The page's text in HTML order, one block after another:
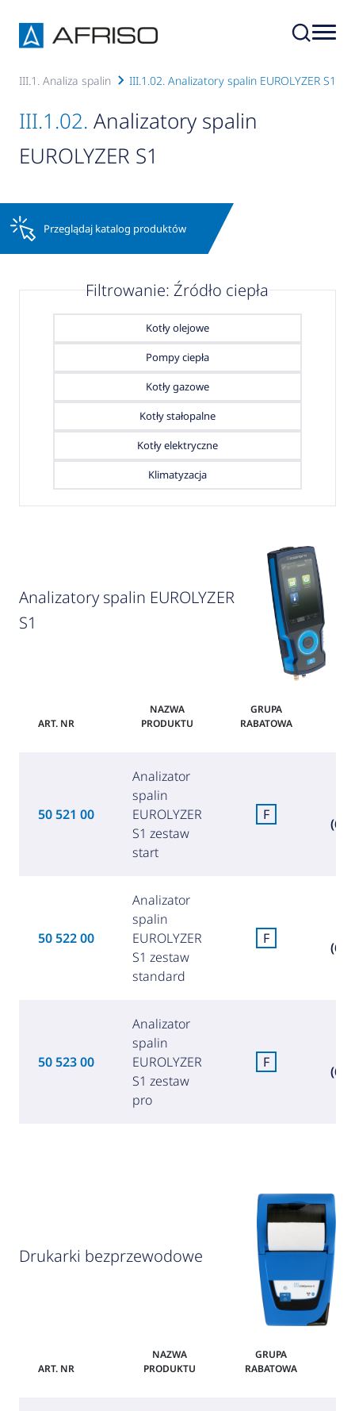
III.1. Analiza spalin III.1.02. Analizatory spalin EUROLYZER S1
III.1.02. Analizatory spalin
EUROLYZER S1
Przeglądaj katalog produktów
Filtrowanie: Źródło ciepła
Kotły olejowe
Pompy ciepła
Kotły gazowe
Kotły stałopalne
Kotły elektryczne
Klimatyzacja
Analizatory spalin EUROLYZER
S1
ART. NR
NAZWA
PRODUKTU
GRUPA
RABATOWA
50 521 00
Analizator
spalin
EUROLYZER
S1 zestaw
start
F
(6
50 522 00
Analizator
spalin
EUROLYZER
S1 zestaw
standard
F
(6
50 523 00
Analizator
spalin
EUROLYZER
S1 zestaw
pro
F
(6
Drukarki bezprzewodowe
ART. NR
NAZWA
PRODUKTU
GRUPA
RABATOWA